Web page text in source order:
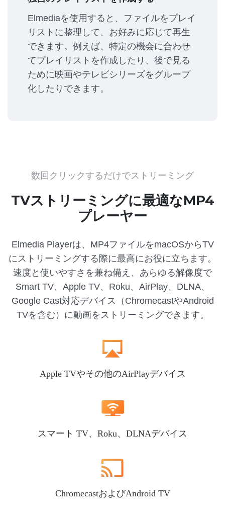
Elmediaを使用すると、ファイルをプレイ
リストに整理して、お好みに応じて再生
できます。例えば、特定の機会に合わせ
てプレイリストを作成したり、後で見る
ために映画やテレビシリーズをグループ
化したりできます。
数回クリックするだけでストリーミング
TVストリーミングに最適なMP4
プレーヤー
Elmedia Playerは、MP4ファイルをmacOSからTV
にストリーミングする際に最高にお役に立ちます。
速度と使いやすさを兼ね備え、あらゆる解像度で
Smart TV、Apple TV、Roku、AirPlay、DLNA、
Google Cast対応デバイス（ChromecastやAndroid
TVを含む）に動画をストリーミングできます。
Apple TVやその他のAirPlayデバイス
スマート TV、Roku、DLNAデバイス
ChromecastおよびAndroid TV